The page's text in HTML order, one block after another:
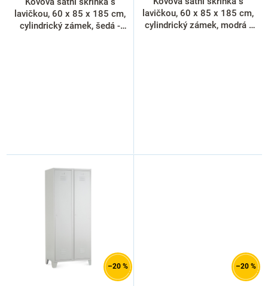
lavičkou, 60 x 85 x 185 cm,
cylindrický zámek, šedá -
lavičkou, 60 x 85 x 185 cm,
cylindrický zámek, modrá -
–20 % –20 %